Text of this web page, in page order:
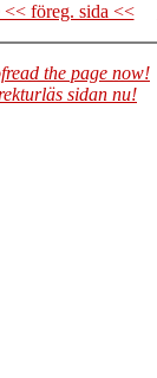
<< föreg. sida <<
the page now!
sidan nu!